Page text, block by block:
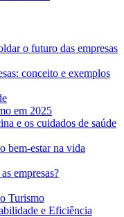
o futuro das empresas
conceito e exemplos
em 2025
e os cuidados de saúde
bem-estar na vida
empresas?
Turismo
e Eficiência